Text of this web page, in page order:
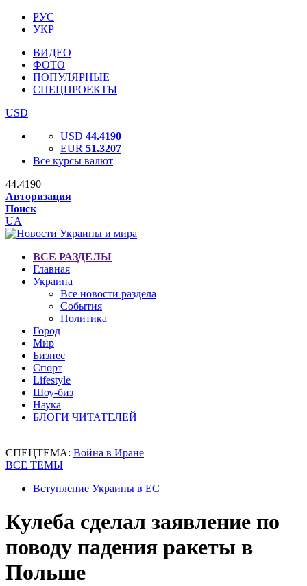
РУС
УКР
ВИДЕО
ФОТО
ПОПУЛЯРНЫЕ
СПЕЦПРОЕКТЫ
USD
USD 44.4190
EUR 51.3207
Все курсы валют
44.4190
Авторизация
Поиск
UA
ВСЕ РАЗДЕЛЫ
Главная
Украина
Все новости раздела
События
Политика
Город
Мир
Бизнес
Спорт
Lifestyle
Шоу-биз
Наука
БЛОГИ ЧИТАТЕЛЕЙ
СПЕЦТЕМА: Война в Иране
ВСЕ ТЕМЫ
Вступление Украины в ЕС
Кулеба сделал заявление по
поводу падения ракеты в
Польше